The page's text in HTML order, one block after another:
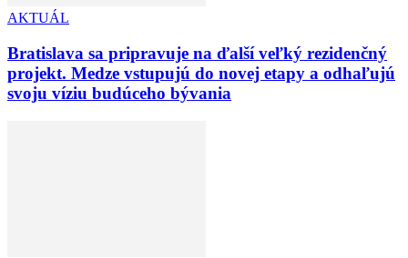
AKTUÁL
Bratislava sa pripravuje na ďalší veľký rezidenčný
projekt. Medze vstupujú do novej etapy a odhaľujú
svoju víziu budúceho bývania